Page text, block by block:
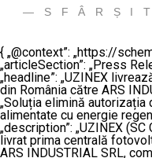
— S F Â R Ș I
{ „@context”: „https://
„articleSection”: „Press
„headline”: „UZINEX
din România către ARS
„Soluția elimină
alimentate cu energie
„description”: „UZINEX (SC
livrat prima centrală
ARS INDUSTRIAL SRL,